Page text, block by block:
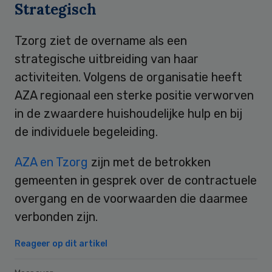
Strategisch
Tzorg ziet de overname als een
strategische uitbreiding van haar
activiteiten. Volgens de organisatie heeft
AZA regionaal een sterke positie verworven
in de zwaardere huishoudelijke hulp en bij
de individuele begeleiding.
AZA en Tzorg zijn met de betrokken
gemeenten in gesprek over de contractuele
overgang en de voorwaarden die daarmee
verbonden zijn.
Reageer op dit artikel